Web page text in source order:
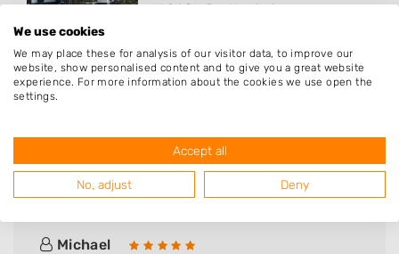
1424SL De Kwakel
Deze mensen gingen u voor
Michael
We use cookies
We may place these for analysis of our visitor data, to improve our
website, show personalised content and to give you a great website
experience. For more information about the cookies we use open the
settings.
Accept all
No, adjust Deny